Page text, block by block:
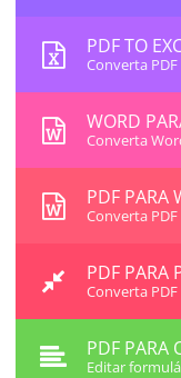
PDF TO
Converta
WORD
Converta
PDF PARA
Converta
PDF PARA
Converta
PDF PARA
Editar